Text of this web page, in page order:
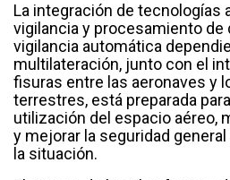
La integración de tecnologías
vigilancia y procesamiento de
vigilancia automática
multilateración, junto con el
fisuras entre las aeronaves y
terrestres, está preparada
utilización del espacio aéreo,
y mejorar la seguridad
la situación.